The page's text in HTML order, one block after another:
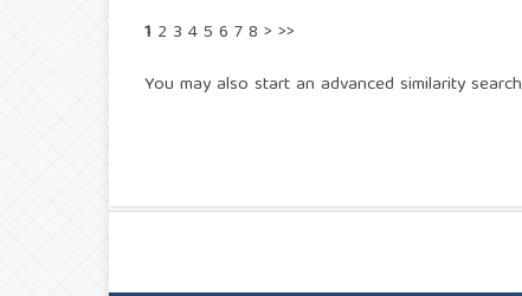
1 2 3 45 6 78 > >>
You may also start an advanced similarity search